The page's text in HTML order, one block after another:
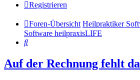
Registrieren
Foren-Übersicht Heilpraktiker
Software heilpraxisLIFE
Suche
Auf der Rechnung fehlt